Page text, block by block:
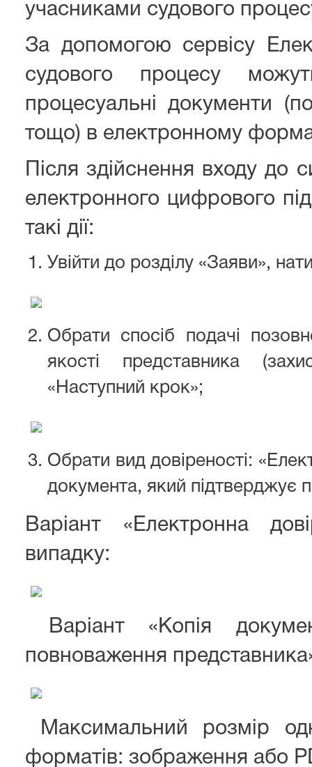
учасниками судового
За допомогою сервісу
судового процесу
процесуальні документи
тощо) в електронному
Після здійснення входу
електронного цифрового
такі дії:
Увійти до розділу «Заяви»,
Обрати спосіб подачі
якості представника
«Наступний крок»;
Обрати вид довіреності:
документа, який підтверджує
Варіант «Електронна
випадку:
Варіант «Копія
повноваження
Максимальний розмір
форматів: зображення або